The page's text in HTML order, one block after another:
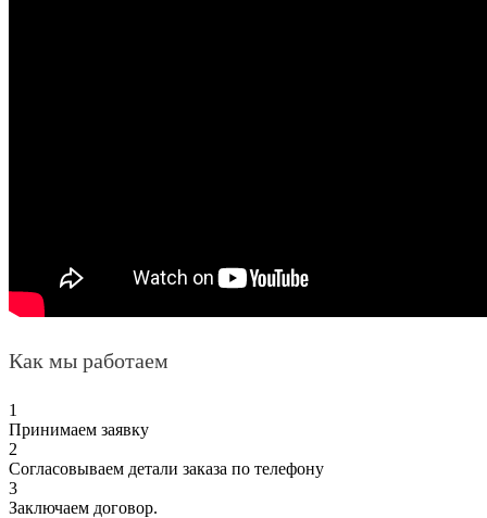
Как мы работаем
1
Принимаем заявку
2
Согласовываем детали заказа по телефону
3
Заключаем договор.